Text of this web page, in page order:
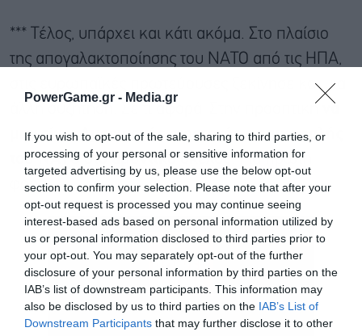
PowerGame.gr - Media.gr
If you wish to opt-out of the sale, sharing to third parties, or
processing of your personal or sensitive information for
targeted advertising by us, please use the below opt-out
section to confirm your selection. Please note that after your
opt-out request is processed you may continue seeing
interest-based ads based on personal information utilized by
us or personal information disclosed to third parties prior to
your opt-out. You may separately opt-out of the further
disclosure of your personal information by third parties on the
IAB’s list of downstream participants. This information may
also be disclosed by us to third parties on the IAB’s List of
Downstream Participants that may further disclose it to other
*** Τέλος, υπάρχει και κάτι ακόμα. Στο πλαίσιο
της απογαλακτοποίησης του ΝΑΤΟ από τις ΗΠΑ,
στις ευρωπαϊκές πρωτεύουσες ξεκίνησε και μια
άλλη συζήτηση. Σε τι αφορά; Στην προοπτική
μην είναι Αμερικανός στρατηγός ο επικεφαλής
του ΝΑΤΟ στο αμυντικό σκέλος . Για πρώτη
φορά…